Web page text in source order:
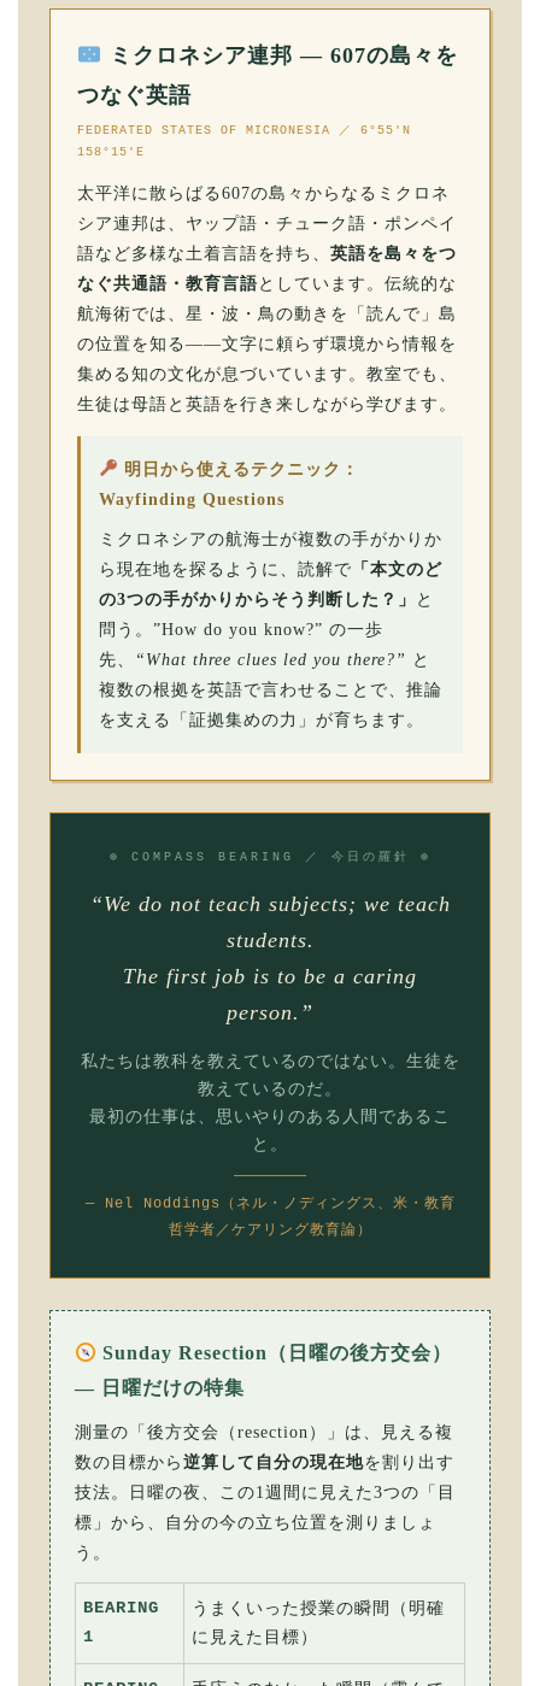
ミクロネシア連邦 — 607の島々を
つなぐ英語
FEDERATED STATES OF MICRONESIA ／ 6°55′N
158°15′E
太平洋に散らばる607の島々からなるミクロネ
シア連邦は、ヤップ語・チューク語・ポンペイ
語など多様な土着言語を持ち、 英語を島々をつ
なぐ共通語・教育言語 としています。伝統的な
航海術では、星・波・鳥の動きを「読んで」島
の位置を知る——文字に頼らず環境から情報を
集める知の文化が息づいています。教室でも、
生徒は母語と英語を行き来しながら学びます。
明日から使えるテクニック：
Wayfinding Questions
ミクロネシアの航海士が複数の手がかりか
ら現在地を探るように、読解で 「本文のど
の3つの手がかりからそう判断した？」
と
問う。”How do you know?” の一歩
先、
“What three clues led you there?” と
複数の根拠を英語で言わせることで、推論
を支える「証拠集めの力」が育ちます。
⊕ COMPASS BEARING ／ 今日の羅針 ⊕
“We do not teach subjects; we teach
students.
The first job is to be a caring
person.”
私たちは教科を教えているのではない。生徒を
教えているのだ。
最初の仕事は、思いやりのある人間であるこ
と。
— Nel Noddings（ネル・ノディングス、米・教育
哲学者／ケアリング教育論）
Sunday Resection（日曜の後方交会）
— 日曜だけの特集
測量の「後方交会（resection）」は、見える複
数の目標から 逆算して自分の現在地を割り出す
技法。日曜の夜、この1週間に見えた3つの「目
標」から、自分の今の立ち位置を測りましょ
う。
BEARING
1
うまくいった授業の瞬間（明確
に見えた目標）